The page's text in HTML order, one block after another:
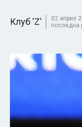
Клуб 'Z'
02 април
последна